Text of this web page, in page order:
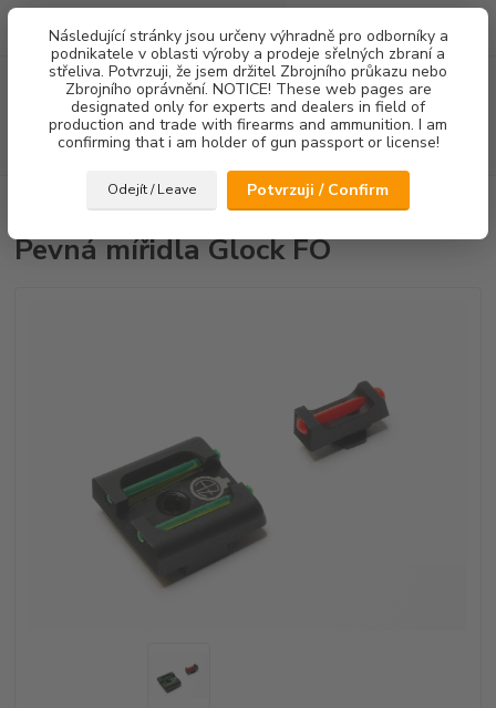
Následující stránky jsou určeny výhradně pro odborníky a
podnikatele v oblasti výroby a prodeje sřelných zbraní a
střeliva. Potvrzuji, že jsem držitel Zbrojního průkazu nebo
Zbrojního oprávnění. NOTICE! These web pages are
designated only for experts and dealers in field of
production and trade with firearms and ammunition. I am
confirming that i am holder of gun passport or license!
Odejít / Leave Potvrzuji / Confirm
Menu
Hledat
za0,00 Kč
Pevná mířidla Glock FO
Pevná mířidla Glock FO